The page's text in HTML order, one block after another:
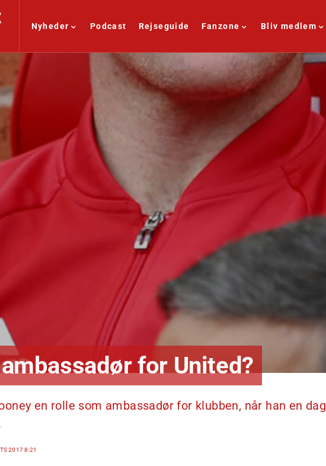
Nyheder Podcast Rejseguide Fanzone Bliv medlem
for United?
en rolle som ambassadør for klubben, når han en dag
2017 8:21